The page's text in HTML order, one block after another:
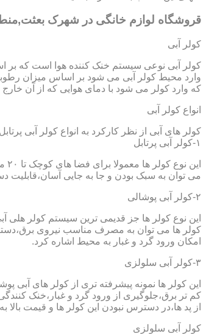
قروشگاه لوازم خانگی در شهرک
کولر آبی
کولر آبی نوعی سیستم خنک کننده هوا است که
وارد محیط کولر آبی می شود بر اساس میزان
که وارد کولر می شود با دمای هوایی که از آن
انواع کولر آبی
کولر های آبی از نظر کارکرد به انواع کولر آبی
۱-کولر آبی پرتابل
می توان به سبک بودن و جا به جایی آسان،قابلیت
۲-کولر آبی پوشالی
این نوع کولر ها جز قدیمی ترین سیستم کولر
کولر ها می توان به مصرف مناسب نیروی
امکان ورود گرد و غبار به محیط اشاره کرد.
۳-کولر آبی سلولزی
این کولر ها نمونه پیشرفته تری از کولر های
کم تر برق،جلوگیری از ورود گرد و غبار،خنک
از پد ها،در دسترس نبودن این کولر ها و قیمت
کولر آبی سلولزی